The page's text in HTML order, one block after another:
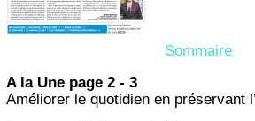
Sommaire
A la Une page 2 - 3
Améliorer le quotidien en préservant